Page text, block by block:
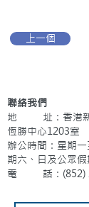
上一個
聯絡我們
地 址：香港新
恆勝中心1203室
辦公時間：星期
期六、日及公眾
電 話：(852)